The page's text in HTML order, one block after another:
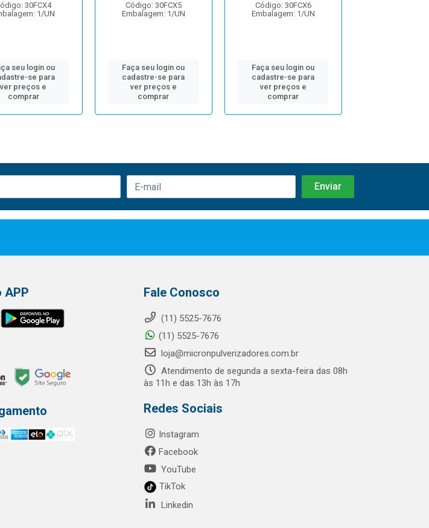
30FCX4
1/UN
seu login ou
se para
ver preços e
comprar
Código: 30FCX5
Embalagem: 1/UN
Faça seu login ou
cadastre-se para
ver preços e
comprar
Código: 30FCX6
Embalagem: 1/UN
Faça seu login ou
cadastre-se para
ver preços e
comprar
APP Fale Conosco
(11) 5525-7676
(11) 5525-7676
loja@micronpulverizadores.com.br
Atendimento de segunda a sexta-feira das 08h
às 11h e das 13h às 17h
Redes Sociais
Instagram
Facebook
YouTube
TikTok
Linkedin